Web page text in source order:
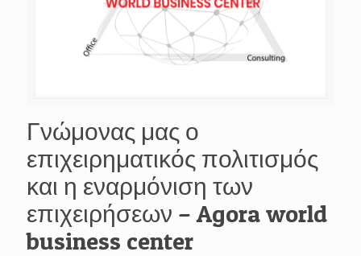
Γνώμονας μας ο
επιχειρηματικός πολιτισμός
και η εναρμόνιση των
επιχειρήσεων – Agora world
business center